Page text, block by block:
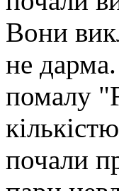
Вони
не
помалу
почали